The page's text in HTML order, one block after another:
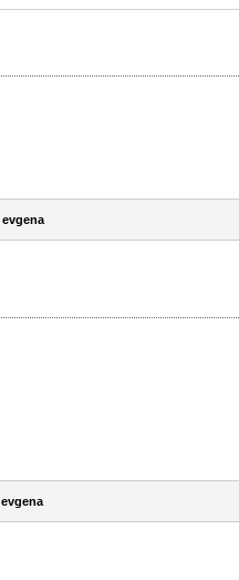
evgena
evgena